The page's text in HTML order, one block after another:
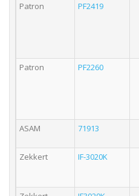
Patron PF2419
Patron
PF2260
ASAM
71913
Zekkert
IF-3020K